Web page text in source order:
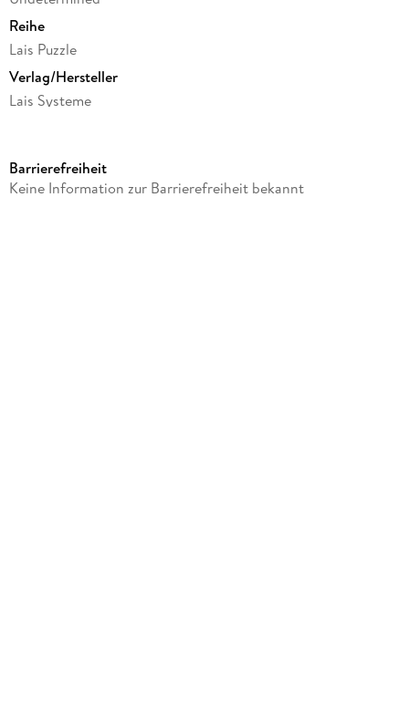
Reihe
Lais Puzzle
Verlag/Hersteller
Lais Systeme
Gewicht
Barrierefreiheit
Keine Information zur Barrierefreiheit bekannt